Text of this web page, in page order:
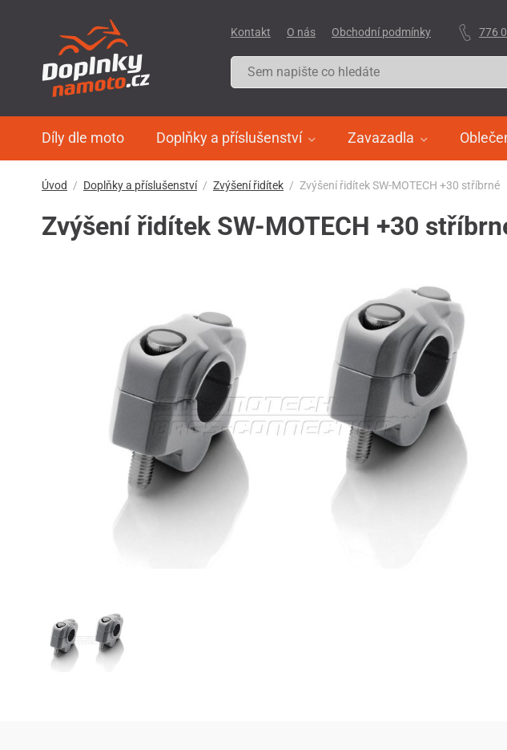
Díly dle moto Doplňky a příslušenství Zavazadla
Kontakt O nás Obchodní podmínky 776
Úvod Doplňky a příslušenství Zvýšení řidítek Zvýšení řidítek SW-MOTECH +30 stříbrné
Zvýšení řidítek SW-MOTECH +30